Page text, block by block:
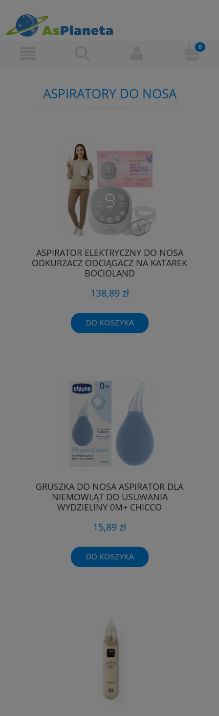
ASPIRATORY DO NOSA
ASPIRATOR ELEKTRYCZNY DO NOSA
ODKURZACZ ODCIĄGACZ NA KATAREK
BOCIOLAND
138,89 zł
DO KOSZYKA
GRUSZKA DO NOSA ASPIRATOR DLA
NIEMOWLĄT DO USUWANIA
WYDZIELINY 0M+ CHICCO
15,89 zł
DO KOSZYKA